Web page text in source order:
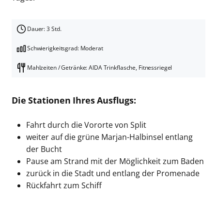
Dauer: 3 Std.
Schwierigkeitsgrad: Moderat
Mahlzeiten / Getränke: AIDA Trinkflasche, Fitnessriegel
Die Stationen Ihres Ausflugs:
Fahrt durch die Vororte von Split
weiter auf die grüne Marjan-Halbinsel entlang
der Bucht
Pause am Strand mit der Möglichkeit zum Baden
zurück in die Stadt und entlang der Promenade
Rückfahrt zum Schiff